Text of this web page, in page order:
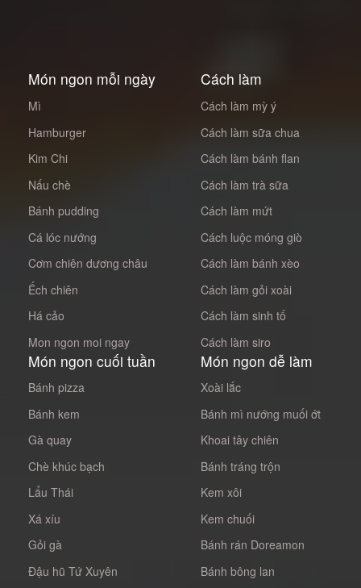
Món ngon mỗi ngày
Mì
Hamburger
Kim Chi
Nấu chè
Bánh pudding
Cá lóc nướng
Cơm chiên dương châu
Ếch chiên
Há cảo
Mon ngon moi ngay
Cách làm
Cách làm mỳ ý
Cách làm sữa chua
Cách làm bánh flan
Cách làm trà sữa
Cách làm mứt
Cách luộc móng giò
Cách làm bánh xèo
Cách làm gỏi xoài
Cách làm sinh tố
Cách làm siro
Món ngon cuối tuần
Bánh pizza
Bánh kem
Gà quay
Chè khúc bạch
Lẩu Thái
Xá xíu
Gỏi gà
Đậu hũ Tứ Xuyên
Món ngon dễ làm
Xoài lắc
Bánh mì nướng muối ớt
Khoai tây chiên
Bánh tráng trộn
Kem xôi
Kem chuối
Bánh rán Doreamon
Bánh bông lan